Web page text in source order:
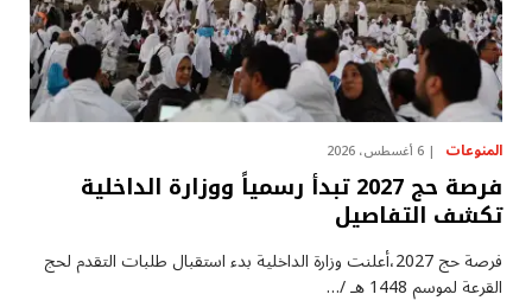
المنوعات 6 أغسطس، 2026
فرصة حج 2027 تبدأ رسمياً ووزارة الداخلية
تكشف التفاصيل
فرصة حج 2027،أعلنت وزارة الداخلية بدء استقبال طلبات التقدم لحج
القرعة لموسم 1448 هـ /…